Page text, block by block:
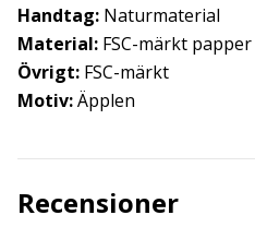
Handtag: Naturmaterial
Material: FSC-märkt papper
Övrigt: FSC-märkt
Motiv:Äpplen
Recensioner